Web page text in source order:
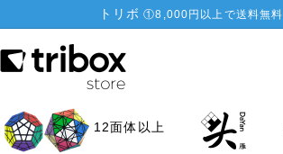
トリボ ①8,000円以上で送料無料
12面体以上